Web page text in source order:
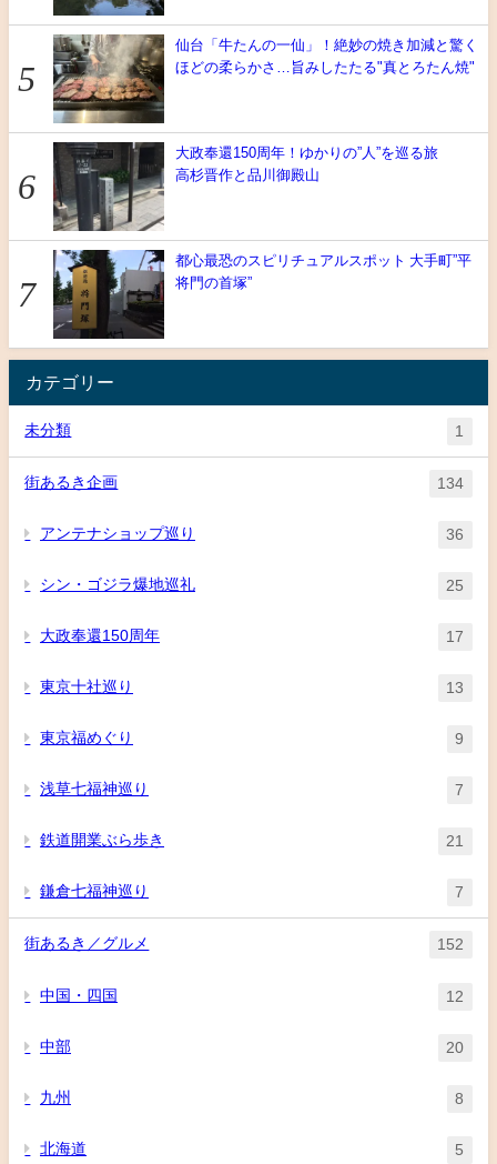
仙台「牛たんの一仙」！絶妙の焼き加減と驚く
ほどの柔らかさ…旨みしたたる"真とろたん焼"
大政奉還150周年！ゆかりの”人”を巡る旅
高杉晋作と品川御殿山
都心最恐のスピリチュアルスポット 大手町”平
将門の首塚”
カテゴリー
未分類 1
街あるき企画 134
アンテナショップ巡り 36
シン・ゴジラ爆地巡礼 25
大政奉還150周年 17
東京十社巡り 13
東京福めぐり 9
浅草七福神巡り 7
鉄道開業ぶら歩き 21
鎌倉七福神巡り 7
街あるき／グルメ 152
中国・四国 12
中部 20
九州 8
北海道 5